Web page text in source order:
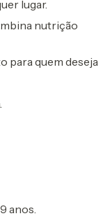
lugar.
nutrição
para quem deseja
anos.